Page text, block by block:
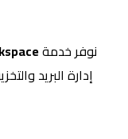
نوفر خدمة
إدارة البريد